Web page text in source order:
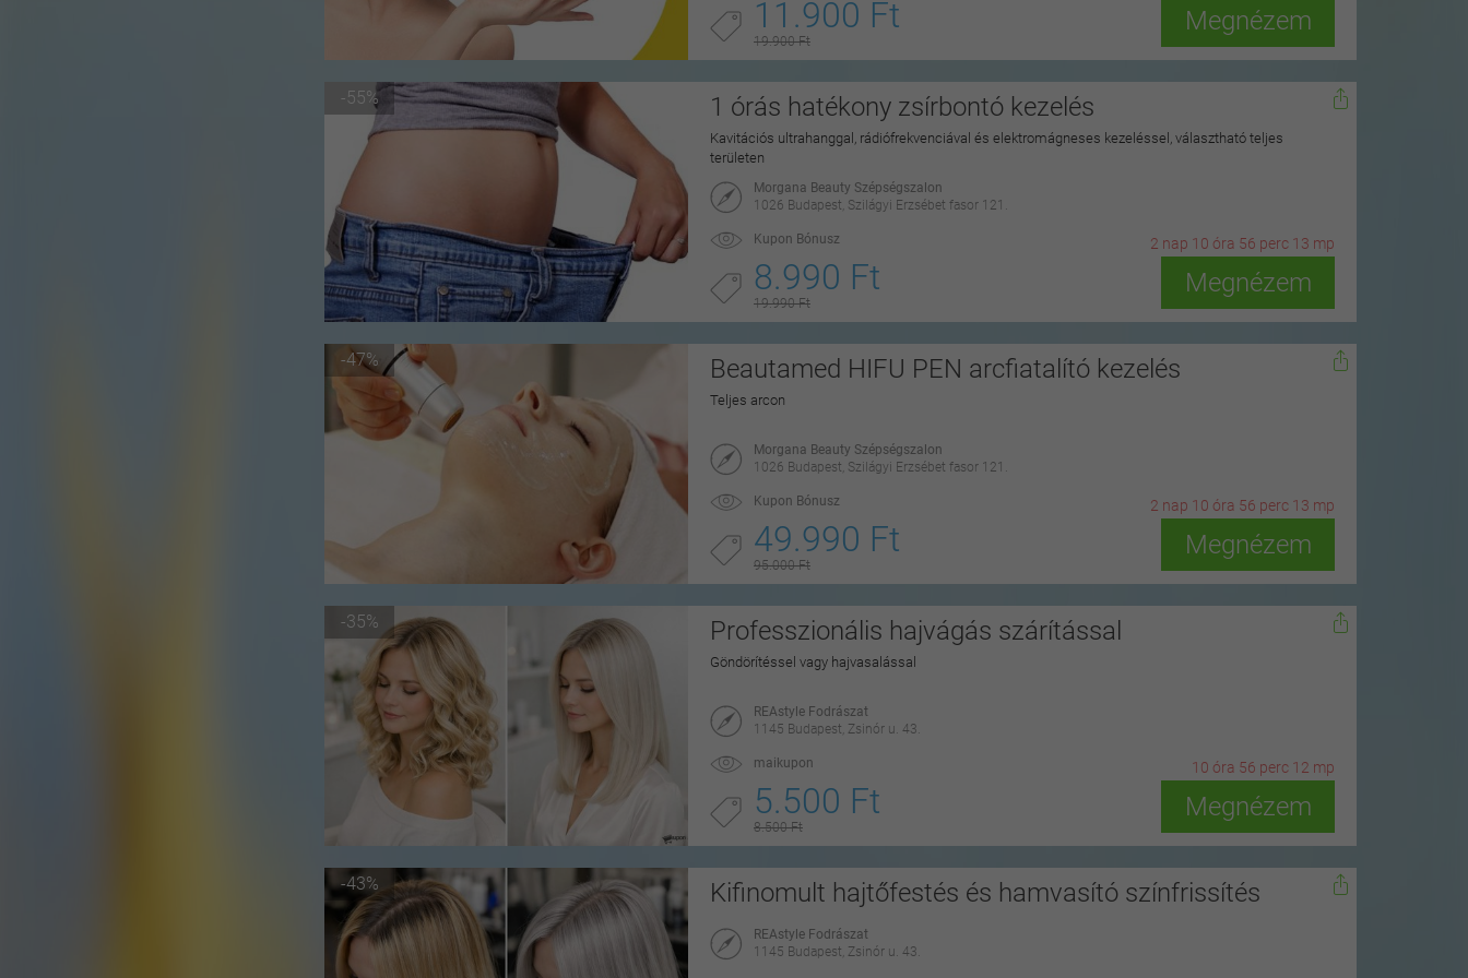
11.900 Ft
19.900 Ft
Megnézem
-55% 1 órás hatékony zsírbontó kezelés
Kavitációs ultrahanggal, rádiófrekvenciával és elektromágneses kezeléssel, választható teljes
területen
Morgana Beauty Szépségszalon
1026 Budapest, Szilágyi Erzsébet fasor 121.
Kupon Bónusz 2 nap 10 óra 56 perc 11 mp
8.990 Ft
19.990 Ft
Megnézem
-47% Beautamed HIFU PEN arcfiatalító kezelés
Teljes arcon
Morgana Beauty Szépségszalon
1026 Budapest, Szilágyi Erzsébet fasor 121.
Kupon Bónusz 2 nap 10 óra 56 perc 11 mp
49.990 Ft
95.000 Ft
Megnézem
-35% Professzionális hajvágás szárítással
Göndörítéssel vagy hajvasalással
REAstyle Fodrászat
1145 Budapest, Zsinór u. 43.
maikupon 10 óra 56 perc 10 mp
5.500 Ft
8.500 Ft
Megnézem
-43% Kifinomult hajtőfestés és hamvasító színfrissítés
REAstyle Fodrászat
1145 Budapest, Zsinór u. 43.